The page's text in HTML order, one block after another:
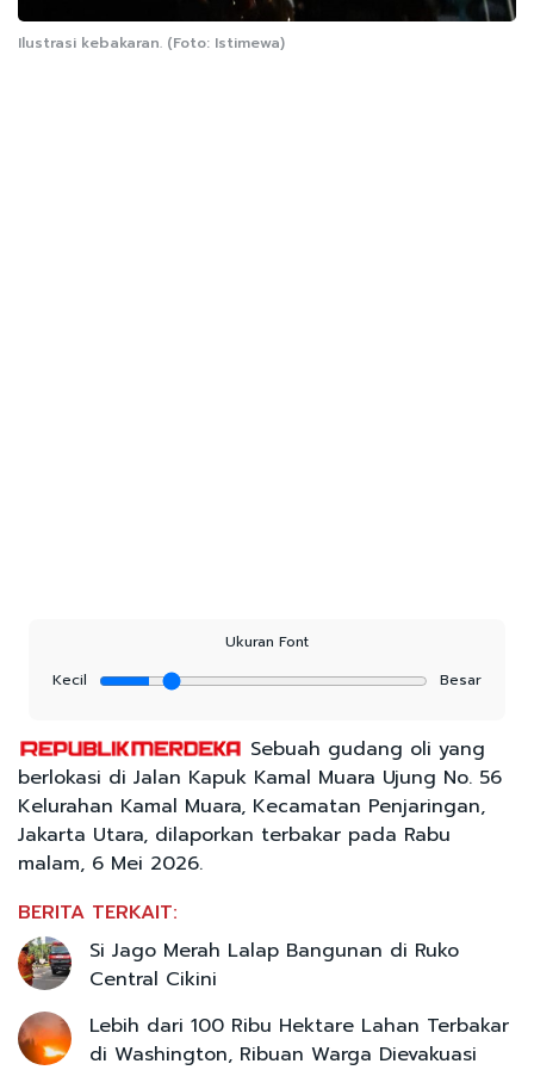
Ilustrasi kebakaran. (Foto: Istimewa)
Ukuran Font
Kecil
Besar
Sebuah gudang oli yang
berlokasi di Jalan Kapuk Kamal Muara Ujung No. 56
Kelurahan Kamal Muara, Kecamatan Penjaringan,
Jakarta Utara, dilaporkan terbakar pada Rabu
malam, 6 Mei 2026.
BERITA TERKAIT:
Si Jago Merah Lalap Bangunan di Ruko
Central Cikini
Lebih dari 100 Ribu Hektare Lahan Terbakar
di Washington, Ribuan Warga Dievakuasi